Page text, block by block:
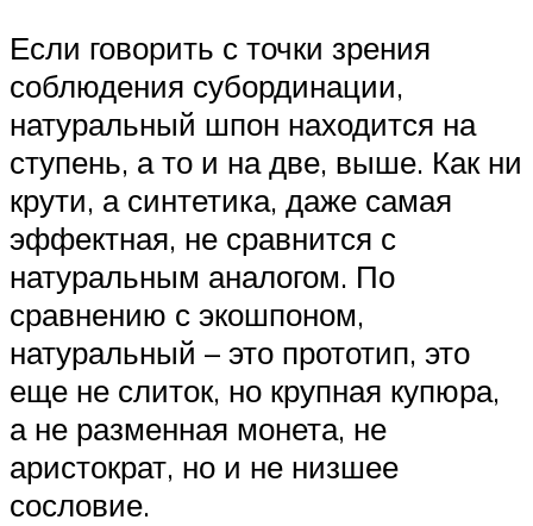
Если говорить с точки зрения
соблюдения субординации,
натуральный шпон находится на
ступень, а то и на две, выше. Как ни
крути, а синтетика, даже самая
эффектная, не сравнится с
натуральным аналогом. По
сравнению с экошпоном,
натуральный – это прототип, это
еще не слиток, но крупная купюра,
а не разменная монета, не
аристократ, но и не низшее
сословие.